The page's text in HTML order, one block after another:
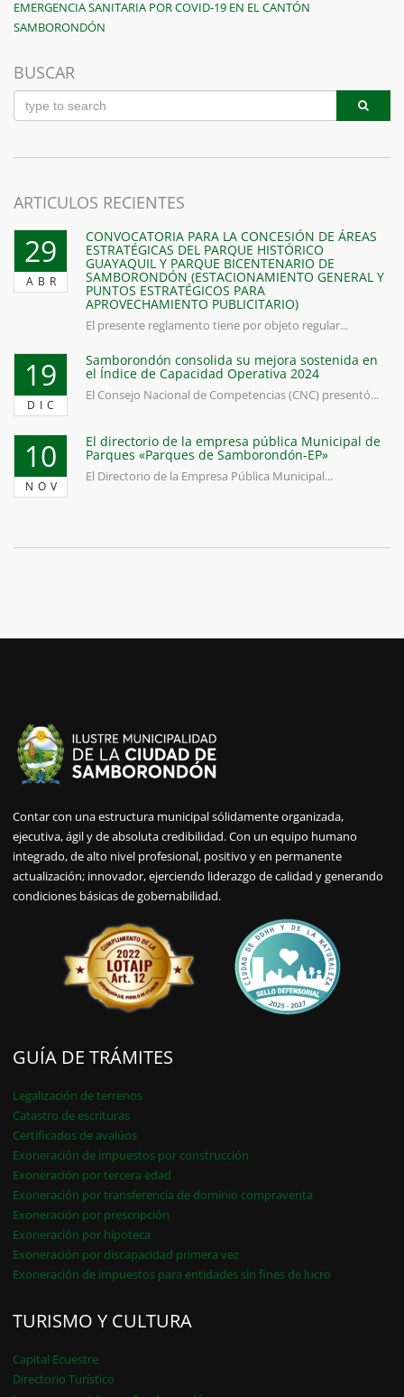
EMERGENCIA SANITARIA POR COVID-19 EN EL CANTÓN
SAMBORONDÓN
BUSCAR
ARTICULOS RECIENTES
29
ABR
CONVOCATORIA PARA LA CONCESIÓN DE ÁREAS
ESTRATÉGICAS DEL PARQUE HISTÓRICO
GUAYAQUIL Y PARQUE BICENTENARIO DE
SAMBORONDÓN (ESTACIONAMIENTO GENERAL Y
PUNTOS ESTRATÉGICOS PARA
APROVECHAMIENTO PUBLICITARIO)
El presente reglamento tiene por objeto regular...
19
DIC
Samborondón consolida su mejora sostenida en
el Índice de Capacidad Operativa 2024
El Consejo Nacional de Competencias (CNC) presentó...
10
NOV
El directorio de la empresa pública Municipal de
Parques «Parques de Samborondón-EP»
El Directorio de la Empresa Pública Municipal...
Contar con una estructura municipal sólidamente organizada,
ejecutiva, ágil y de absoluta credibilidad. Con un equipo humano
integrado, de alto nivel profesional, positivo y en permanente
actualización; innovador, ejerciendo liderazgo de calidad y generando
condiciones básicas de gobernabilidad.
GUÍA DE TRÁMITES
Legalización de terrenos
Catastro de escrituras
Certificados de avalúos
Exoneración de impuestos por construcción
Exoneración por tercera edad
Exoneración por transferencia de dominio compraventa
Exoneración por prescripción
Exoneración por hipoteca
Exoneración por discapacidad primera vez
Exoneración de impuestos para entidades sin fines de lucro
TURISMO Y CULTURA
Capital Ecuestre
Directorio Turístico